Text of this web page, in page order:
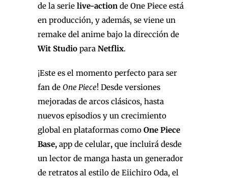
de la serie live-action de One Piece está
en producción, y además, se viene un
remake del anime bajo la dirección de
Wit Studio para Netflix.
¡Este es el momento perfecto para ser
fan de One Piece! Desde versiones
mejoradas de arcos clásicos, hasta
nuevos episodios y un crecimiento
global en plataformas como One Piece
Base, app de celular, que incluirá desde
un lector de manga hasta un generador
de retratos al estilo de Eiichiro Oda, el